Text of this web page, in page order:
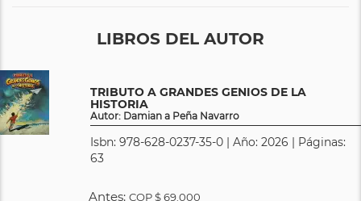
LIBROS DEL AUTOR
TRIBUTO A GRANDES GENIOS DE LA
HISTORIA
Autor: Damian a Peña Navarro
Isbn: 978-628-0237-35-0 | Año: 2026 | Páginas:
63
Antes: COP$ 69.000